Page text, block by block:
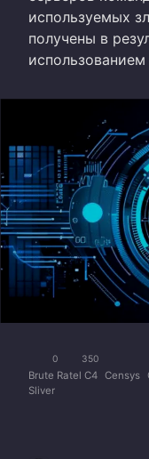
используемых
получены в
использованием
0 350
Brute Ratel C4 Censys
Sliver